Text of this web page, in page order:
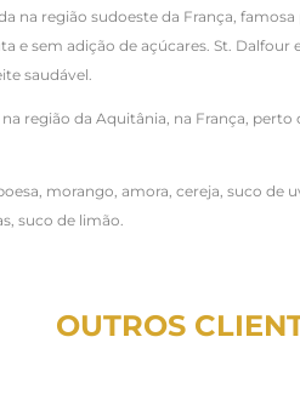
na região sudoeste da França,
e sem adição de açúcares. St.
saudável.
região da Aquitânia, na França,
morango, amora, cereja, suco
suco de limão.
OUTROS